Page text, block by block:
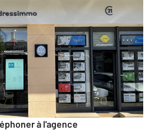
21 Adressimmo
- 36000
un message
à l'agence